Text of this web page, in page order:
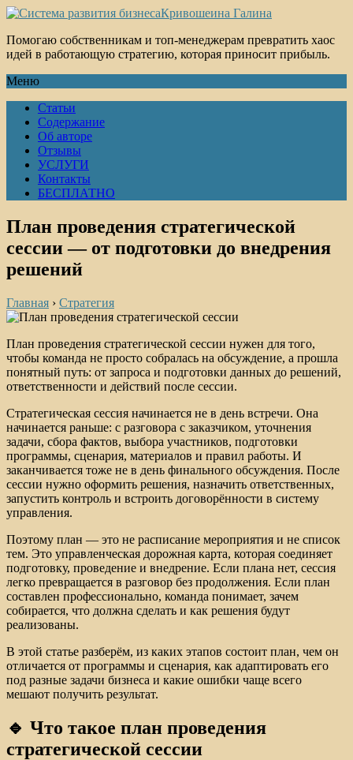
Кривошеина Галина
Помогаю собственникам и топ-менеджерам превратить хаос
идей в работающую стратегию, которая приносит прибыль.
Меню
Статьи
Содержание
Об авторе
Отзывы
УСЛУГИ
Контакты
БЕСПЛАТНО
План проведения стратегической
сессии — от подготовки до внедрения
решений
Главная › Стратегия
План проведения стратегической сессии нужен для того,
чтобы команда не просто собралась на обсуждение, а прошла
понятный путь: от запроса и подготовки данных до решений,
ответственности и действий после сессии.
Стратегическая сессия начинается не в день встречи. Она
начинается раньше: с разговора с заказчиком, уточнения
задачи, сбора фактов, выбора участников, подготовки
программы, сценария, материалов и правил работы. И
заканчивается тоже не в день финального обсуждения. После
сессии нужно оформить решения, назначить ответственных,
запустить контроль и встроить договорённости в систему
управления.
Поэтому план — это не расписание мероприятия и не список
тем. Это управленческая дорожная карта, которая соединяет
подготовку, проведение и внедрение. Если плана нет, сессия
легко превращается в разговор без продолжения. Если план
составлен профессионально, команда понимает, зачем
собирается, что должна сделать и как решения будут
реализованы.
В этой статье разберём, из каких этапов состоит план, чем он
отличается от программы и сценария, как адаптировать его
под разные задачи бизнеса и какие ошибки чаще всего
мешают получить результат.
🔹 Что такое план проведения
стратегической сессии